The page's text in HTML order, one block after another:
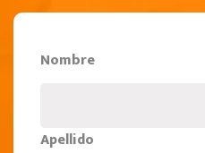
Nombre
Apellido